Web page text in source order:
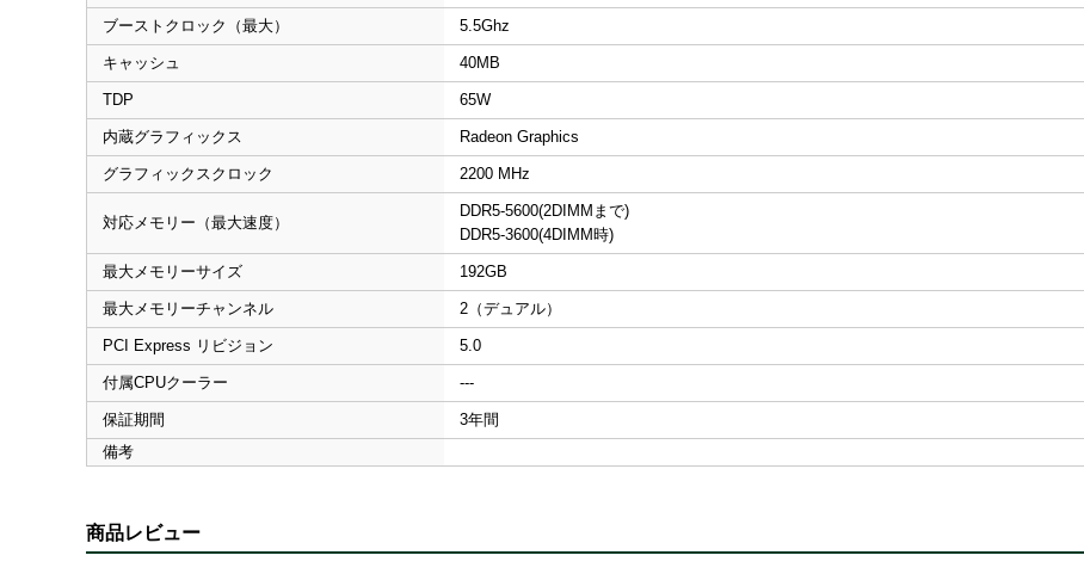
ブーストクロック（最大） 5.5Ghz
キャッシュ 40MB
TDP 65W
内蔵グラフィックス Radeon Graphics
グラフィックスクロック 2200 MHz
対応メモリー（最大速度）
DDR5-5600(2DIMMまで)
DDR5-3600(4DIMM時)
最大メモリーサイズ 192GB
最大メモリーチャンネル 2（デュアル）
PCI Express リビジョン 5.0
付属CPUクーラー ---
保証期間
3年間
備考
商品レビュー